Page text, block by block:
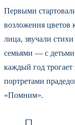
Первыми
возложения
лица, звучали
семьями — с
каждый год трогает
портретами
«Помним».